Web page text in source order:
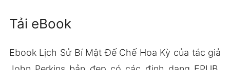
Tải eBook
Ebook Lịch Sử Bí Mật Đế Chế Hoa Kỳ của tác giả